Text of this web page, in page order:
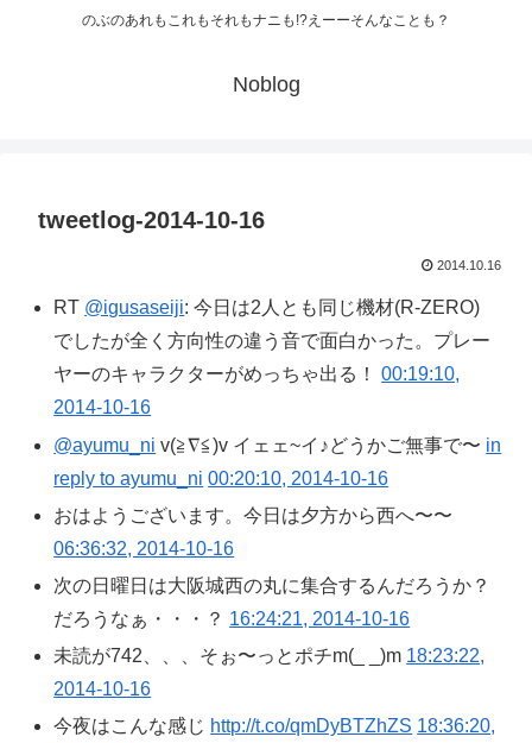
のぶのあれもこれもそれもナニも!?えーーそんなことも？
Noblog
tweetlog-2014-10-16
2014.10.16
RT @igusaseiji: 今日は2人とも同じ機材(R-ZERO)
でしたが全く方向性の違う音で面白かった。プレー
ヤーのキャラクターがめっちゃ出る！00:19:10,
2014-10-16
@ayumu_ni v(≧∇≦)v イェェ~イ♪どうかご無事で〜 in
reply to ayumu_ni 00:20:10, 2014-10-16
おはようございます。今日は夕方から西へ〜〜
06:36:32, 2014-10-16
次の日曜日は大阪城西の丸に集合するんだろうか？
だろうなぁ・・・？ 16:24:21, 2014-10-16
未読が742、、、そぉ〜っとポチm(_ _)m 18:23:22,
2014-10-16
今夜はこんな感じ http://t.co/qmDyBTZhZS 18:36:20,